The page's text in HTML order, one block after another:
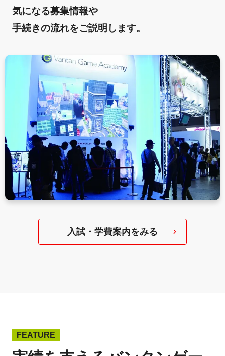
気になる募集情報や
手続きの流れをご説明します。
入試・学費案内をみる
FEATURE